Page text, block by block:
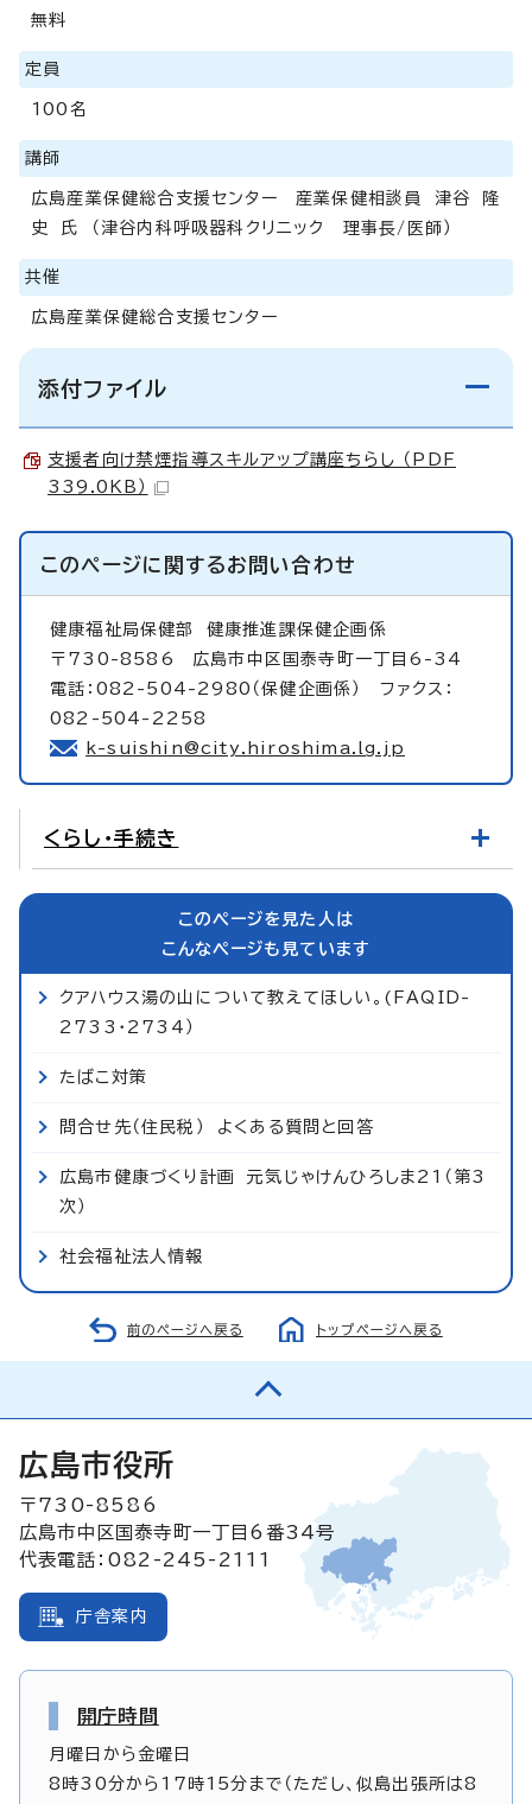
無料
定員
100名
講師
広島産業保健総合支援センター 産業保健相談員 津谷 隆
史 氏 （津谷内科呼吸器科クリニック 理事長/医師）
共催
広島産業保健総合支援センター
添付ファイル
支援者向け禁煙指導スキルアップ講座ちらし （PDF
339.0KB）
このページに関するお問い合わせ
健康福祉局保健部 健康推進課保健企画係
〒730-8586 広島市中区国泰寺町一丁目6-34
電話：082-504-2980（保健企画係） ファクス：
082-504-2258
k-suishin@city.hiroshima.lg.jp
くらし・手続き
このページを見た人は
こんなページも見ています
クアハウス湯の山について教えてほしい。(FAQID-
2733・2734）
たばこ対策
問合せ先（住民税） よくある質問と回答
広島市健康づくり計画 元気じゃけんひろしま21（第3
次）
社会福祉法人情報
前のページへ戻る トップページへ戻る
広島市役所
〒730-8586
広島市中区国泰寺町一丁目6番34号
代表電話：082-245-2111
庁舎案内
開庁時間
月曜日から金曜日
8時30分から17時15分まで（ただし、似島出張所は8